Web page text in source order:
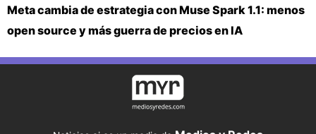
Meta cambia de estrategia con Muse Spark 1.1: menos
open source y más guerra de precios en IA